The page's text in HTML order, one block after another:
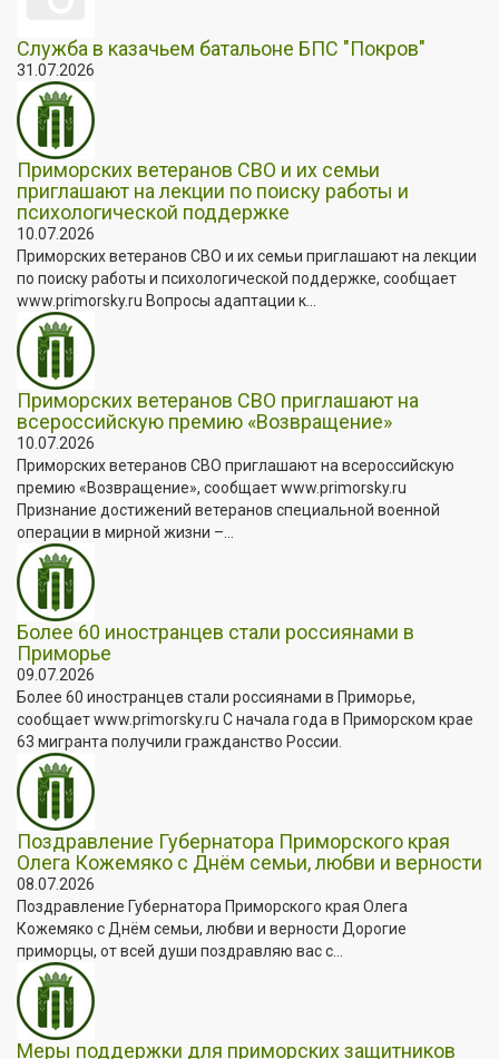
Служба в казачьем батальоне БПС "Покров"
31.07.2026
Приморских ветеранов СВО и их семьи
приглашают на лекции по поиску работы и
психологической поддержке
10.07.2026
Приморских ветеранов СВО и их семьи приглашают на лекции
по поиску работы и психологической поддержке, сообщает
www.primorsky.ru Вопросы адаптации к...
Приморских ветеранов СВО приглашают на
всероссийскую премию «Возвращение»
10.07.2026
Приморских ветеранов СВО приглашают на всероссийскую
премию «Возвращение», сообщает www.primorsky.ru
Признание достижений ветеранов специальной военной
операции в мирной жизни –...
Более 60 иностранцев стали россиянами в
Приморье
09.07.2026
Более 60 иностранцев стали россиянами в Приморье,
сообщает www.primorsky.ru С начала года в Приморском крае
63 мигранта получили гражданство России.
Поздравление Губернатора Приморского края
Олега Кожемяко с Днём семьи, любви и верности
08.07.2026
Поздравление Губернатора Приморского края Олега
Кожемяко с Днём семьи, любви и верности Дорогие
приморцы, от всей души поздравляю вас с...
Меры поддержки для приморских защитников